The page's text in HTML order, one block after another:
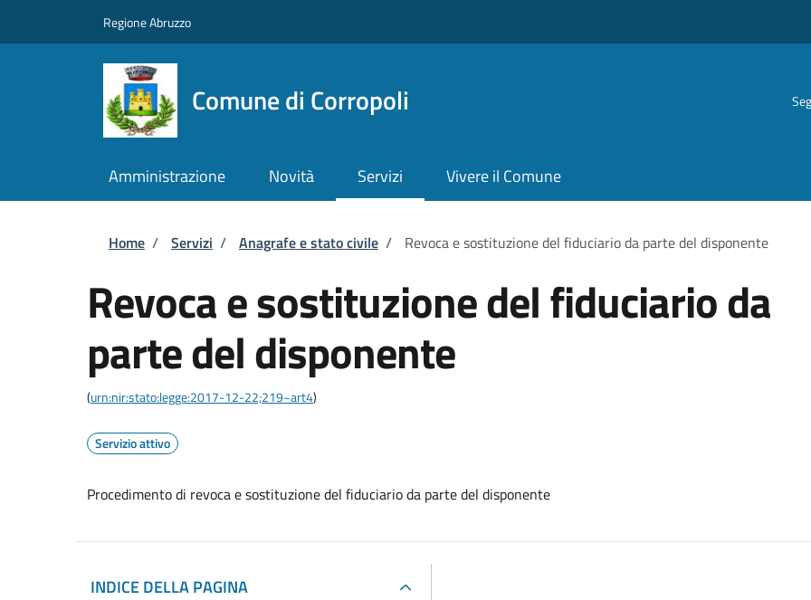
Regione Abruzzo
Comune di Corropoli
Amministrazione Novità Servizi Vivere il Comune
Briciole di pane
Home / Servizi / Anagrafe e stato civile / Revoca e sostituzione del fiduciario da parte del disponente
Revoca e sostituzione del fiduciario da
parte del disponente
(urn:nir:stato:legge:2017-12-22;219~art4)
Servizio attivo
Procedimento di revoca e sostituzione del fiduciario da parte del disponente
INDICE DELLA PAGINA